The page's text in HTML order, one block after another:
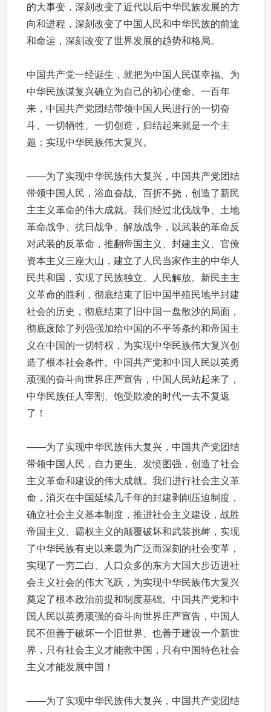
的大事变，深刻改变了近代以后中华民族发展的方
向和进程，深刻改变了中国人民和中华民族的前途
和命运，深刻改变了世界发展的趋势和格局。
中国共产党一经诞生，就把为中国人民谋幸福、为
中华民族谋复兴确立为自己的初心使命。一百年
来，中国共产党团结带领中国人民进行的一切奋
斗、一切牺牲、一切创造，归结起来就是一个主
题：实现中华民族伟大复兴。
——为了实现中华民族伟大复兴，中国共产党团结
带领中国人民，浴血奋战、百折不挠，创造了新民
主主义革命的伟大成就。我们经过北伐战争、土地
革命战争、抗日战争、解放战争，以武装的革命反
对武装的反革命，推翻帝国主义、封建主义、官僚
资本主义三座大山，建立了人民当家作主的中华人
民共和国，实现了民族独立、人民解放。新民主主
义革命的胜利，彻底结束了旧中国半殖民地半封建
社会的历史，彻底结束了旧中国一盘散沙的局面，
彻底废除了列强强加给中国的不平等条约和帝国主
义在中国的一切特权，为实现中华民族伟大复兴创
造了根本社会条件。中国共产党和中国人民以英勇
顽强的奋斗向世界庄严宣告，中国人民站起来了，
中华民族任人宰割、饱受欺凌的时代一去不复返
了！
——为了实现中华民族伟大复兴，中国共产党团结
带领中国人民，自力更生、发愤图强，创造了社会
主义革命和建设的伟大成就。我们进行社会主义革
命，消灭在中国延续几千年的封建剥削压迫制度，
确立社会主义基本制度，推进社会主义建设，战胜
帝国主义、霸权主义的颠覆破坏和武装挑衅，实现
了中华民族有史以来最为广泛而深刻的社会变革，
实现了一穷二白、人口众多的东方大国大步迈进社
会主义社会的伟大飞跃，为实现中华民族伟大复兴
奠定了根本政治前提和制度基础。中国共产党和中
国人民以英勇顽强的奋斗向世界庄严宣告，中国人
民不但善于破坏一个旧世界、也善于建设一个新世
界，只有社会主义才能救中国，只有中国特色社会
主义才能发展中国！
——为了实现中华民族伟大复兴，中国共产党团结